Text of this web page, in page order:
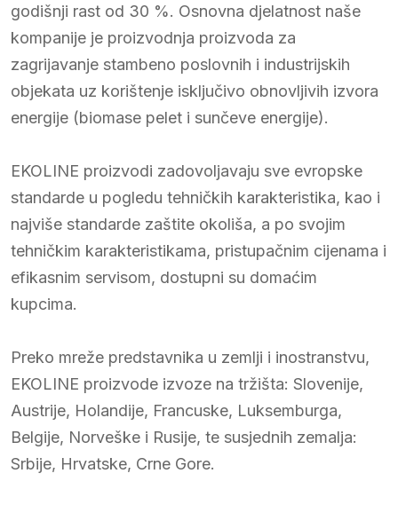
godišnji rast od 30 %. Osnovna djelatnost naše
kompanije je proizvodnja proizvoda za
zagrijavanje stambeno poslovnih i industrijskih
objekata uz korištenje isključivo obnovljivih izvora
energije (biomase pelet i sunčeve energije).
EKOLINE proizvodi zadovoljavaju sve evropske
standarde u pogledu tehničkih karakteristika, kao i
najviše standarde zaštite okoliša, a po svojim
tehničkim karakteristikama, pristupačnim cijenama i
efikasnim servisom, dostupni su domaćim
kupcima.
Preko mreže predstavnika u zemlji i inostranstvu,
EKOLINE proizvode izvoze na tržišta: Slovenije,
Austrije, Holandije, Francuske, Luksemburga,
Belgije, Norveške i Rusije, te susjednih zemalja:
Srbije, Hrvatske, Crne Gore.